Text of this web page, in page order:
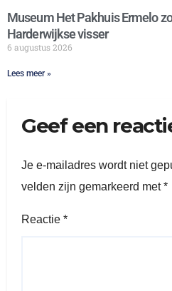
Museum Het Pakhuis Ermelo
Harderwijkse visser
6 augustus 2026
Lees meer »
Geef een
Je e-mailadres wordt niet
velden zijn gemarkeerd met*
Reactie *